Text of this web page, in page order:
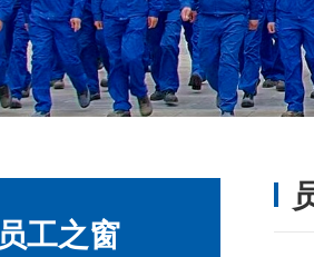
员工之窗